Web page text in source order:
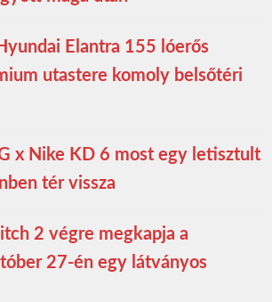
Elantra 155 lóerős
utastere komoly belsőtéri
x Nike KD 6 most egy letisztult
tér vissza
2 végre megkapja a
27-én egy látványos